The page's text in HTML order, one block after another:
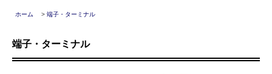
ホーム > 端子・ターミナル
端子・ターミナル